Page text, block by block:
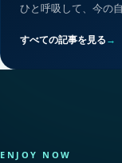
ひと呼吸して、今の
すべての記事を見る→
ENJOY NOW